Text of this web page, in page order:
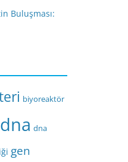
Buluşması:
biyoreaktör
dna dna
gen